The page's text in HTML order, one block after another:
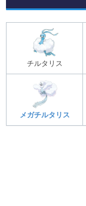
チルタリス
メガチルタリス